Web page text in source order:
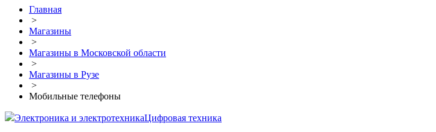
Главная
>
Магазины
>
Магазины в Московской области
>
Магазины в Рузе
>
Мобильные телефоны
Электроника и электротехникаЦифровая техника